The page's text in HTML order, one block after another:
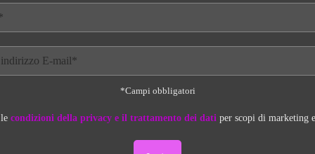
*Campi obbligatori
condizioni della privacy e il trattamento dei dati per scopi di marketing